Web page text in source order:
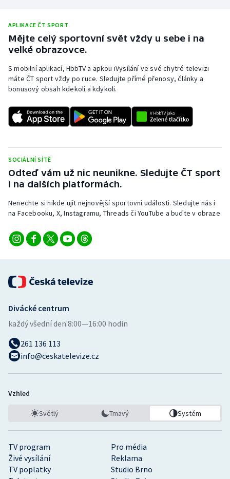
APLIKACE ČT SPORT
Mějte celý sportovní svět vždy u sebe i na
velké obrazovce.
S mobilní aplikací, HbbTV a apkou iVysílání ve své chytré televizi
máte ČT sport vždy po ruce. Sledujte přímé přenosy, články a
bonusový obsah kdekoli a kdykoli.
SOCIÁLNÍ SÍTĚ
Odteď vám už nic neunikne. Sledujte ČT sport
i na dalších platformách.
Nenechte si nikde ujít nejnovější sportovní události. Sledujte nás i
na Facebooku, X, Instagramu, Threads či YouTube a buďte v obraze.
TV program
Pro média
Živé vysílání
Reklama
TV poplatky
Studio Brno
Divácké centrum
každý všední den:8:00—16:00 hodin
261 136 113
info@ceskatelevize.cz
Vzhled
Světlý Tmavý Systém